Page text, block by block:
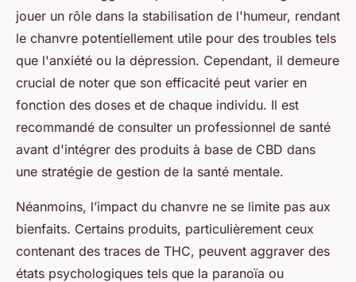
jouer un rôle dans la stabilisation de l'humeur, rendant
le chanvre potentiellement utile pour des troubles tels
que l'anxiété ou la dépression. Cependant, il demeure
crucial de noter que son efficacité peut varier en
fonction des doses et de chaque individu. Il est
recommandé de consulter un professionnel de santé
avant d'intégrer des produits à base de CBD dans
une stratégie de gestion de la santé mentale.
Néanmoins, l’impact du chanvre ne se limite pas aux
bienfaits. Certains produits, particulièrement ceux
contenant des traces de THC, peuvent aggraver des
états psychologiques tels que la paranoïa ou